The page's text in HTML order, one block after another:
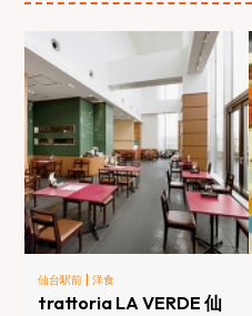
仙台駅前 |洋食
trattoria LA VERDE 仙